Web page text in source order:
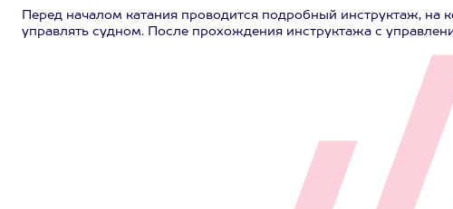
Перед началом катания проводится подробный инструктаж, на
управлять судном. После прохождения инструктажа с